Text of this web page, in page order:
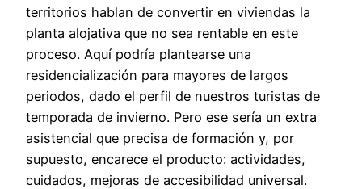
territorios hablan de convertir en viviendas la
planta alojativa que no sea rentable en este
proceso. Aquí podría plantearse una
residencialización para mayores de largos
periodos, dado el perfil de nuestros turistas de
temporada de invierno. Pero ese sería un extra
asistencial que precisa de formación y, por
supuesto, encarece el producto: actividades,
cuidados, mejoras de accesibilidad universal.